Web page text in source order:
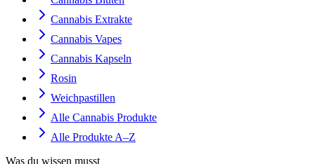
Cannabis Extrakte
Cannabis Vapes
Cannabis Kapseln
Rosin
Weichpastillen
Alle Cannabis Produkte
Alle Produkte A–Z
Was du wissen musst